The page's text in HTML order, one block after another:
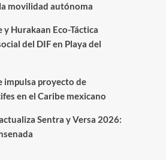
movilidad autónoma
y Hurakaan Eco-Táctica
del DIF en Playa del
impulsa proyecto de
en el Caribe mexicano
Sentra y Versa 2026: